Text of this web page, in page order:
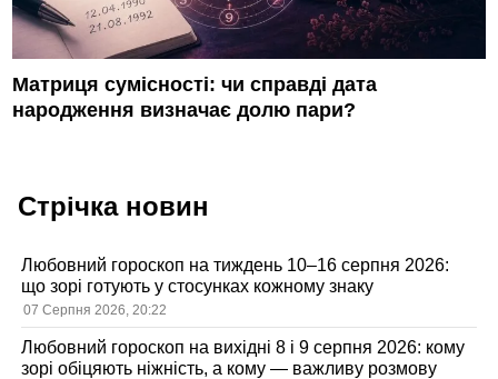
Матриця сумісності: чи справді дата
народження визначає долю пари?
Стрічка новин
Любовний гороскоп на тиждень 10–16 серпня 2026:
що зорі готують у стосунках кожному знаку
07 Серпня 2026, 20:22
Любовний гороскоп на вихідні 8 і 9 серпня 2026: кому
зорі обіцяють ніжність, а кому — важливу розмову